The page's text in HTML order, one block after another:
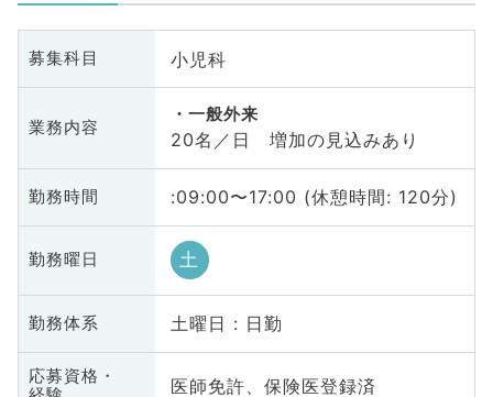
募集科目 小児科
業務内容
一般外来
20名／日 増加の見込みあり
勤務時間 :09:00〜17:00 (休憩時間: 120分)
勤務曜日 土
勤務体系 土曜日 : 日勤
応募資格・
医師免許、保険医登録済